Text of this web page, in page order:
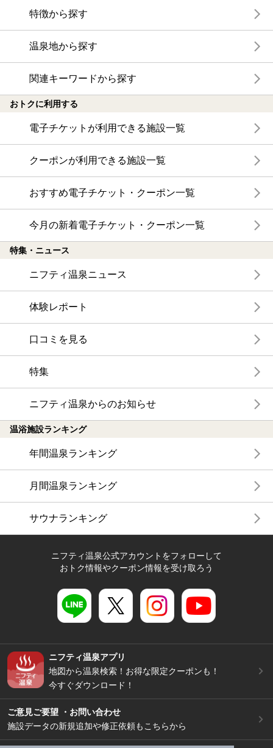
特徴から探す
温泉地から探す
関連キーワードから探す
おトクに利用する
電子チケットが利用できる施設一覧
クーポンが利用できる施設一覧
おすすめ電子チケット・クーポン一覧
今月の新着電子チケット・クーポン一覧
特集・ニュース
ニフティ温泉ニュース
体験レポート
口コミを見る
特集
ニフティ温泉からのお知らせ
温浴施設ランキング
年間温泉ランキング
月間温泉ランキング
サウナランキング
ニフティ温泉公式アカウントをフォローして
おトク情報やクーポン情報を受け取ろう
ニフティ温泉アプリ
地図から温泉検索！お得な限定クーポンも！
今すぐダウンロード！
ご意見ご要望 ・お問い合わせ
施設データの新規追加や修正依頼もこちらから